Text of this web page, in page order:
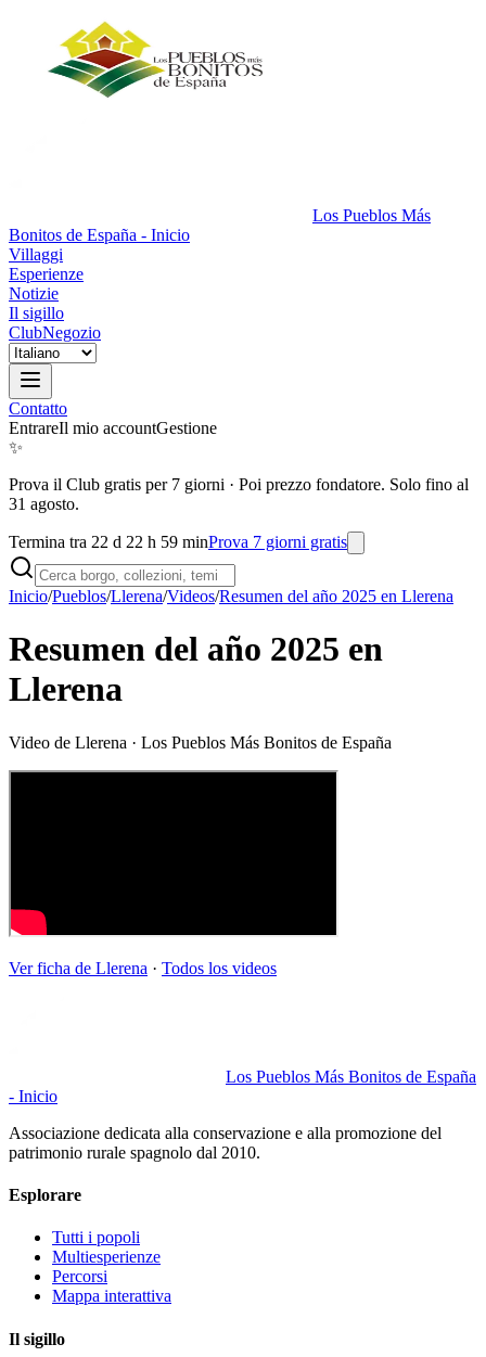
Los Pueblos Más
Bonitos de España - Inicio
Villaggi
Esperienze
Notizie
Il sigillo
ClubNegozio
Contatto
EntrareIl mio accountGestione
✨
Prova il Club gratis per 7 giorni · Poi prezzo fondatore. Solo fino al
31 agosto.
Termina tra 22 d 22 h 59 minProva 7 giorni gratis
Inicio/Pueblos/Llerena/Videos/Resumen del año 2025 en Llerena
Resumen del año 2025 en
Llerena
Video de Llerena · Los Pueblos Más Bonitos de España
Ver ficha de Llerena · Todos los videos
Los Pueblos Más Bonitos de España
- Inicio
Associazione dedicata alla conservazione e alla promozione del
patrimonio rurale spagnolo dal 2010.
Esplorare
Tutti i popoli
Multiesperienze
Percorsi
Mappa interattiva
Il sigillo